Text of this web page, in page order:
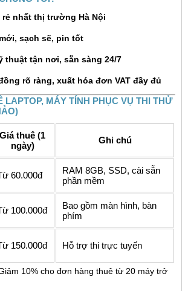
rẻ nhất thị trường Hà Nội
sạch sẽ, pin tốt
thuật tận nơi, sẵn sàng 24/7
rõ ràng, xuất hóa đơn VAT đầy đủ
LAPTOP, MÁY TÍNH PHỤC VỤ THI THỬ
Giá thuê (1
ngày)
Ghi chú
60.000đ
RAM 8GB, SSD, cài sẵn
phần mềm
100.000đ
Bao gồm màn hình, bàn
phím
150.000đ Hỗ trợ thi trực tuyến
10% cho đơn hàng thuê từ 20 máy trở